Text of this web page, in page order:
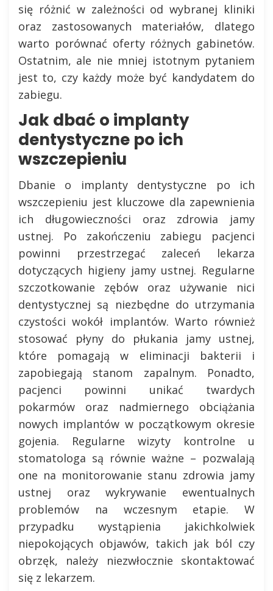
się różnić w zależności od wybranej kliniki
oraz zastosowanych materiałów, dlatego
warto porównać oferty różnych gabinetów.
Ostatnim, ale nie mniej istotnym pytaniem
jest to, czy każdy może być kandydatem do
zabiegu.
Jak dbać o implanty
dentystyczne po ich
wszczepieniu
Dbanie o implanty dentystyczne po ich
wszczepieniu jest kluczowe dla zapewnienia
ich długowieczności oraz zdrowia jamy
ustnej. Po zakończeniu zabiegu pacjenci
powinni przestrzegać zaleceń lekarza
dotyczących higieny jamy ustnej. Regularne
szczotkowanie zębów oraz używanie nici
dentystycznej są niezbędne do utrzymania
czystości wokół implantów. Warto również
stosować płyny do płukania jamy ustnej,
które pomagają w eliminacji bakterii i
zapobiegają stanom zapalnym. Ponadto,
pacjenci powinni unikać twardych
pokarmów oraz nadmiernego obciążania
nowych implantów w początkowym okresie
gojenia. Regularne wizyty kontrolne u
stomatologa są równie ważne – pozwalają
one na monitorowanie stanu zdrowia jamy
ustnej oraz wykrywanie ewentualnych
problemów na wczesnym etapie. W
przypadku wystąpienia jakichkolwiek
niepokojących objawów, takich jak ból czy
obrzęk, należy niezwłocznie skontaktować
się z lekarzem.